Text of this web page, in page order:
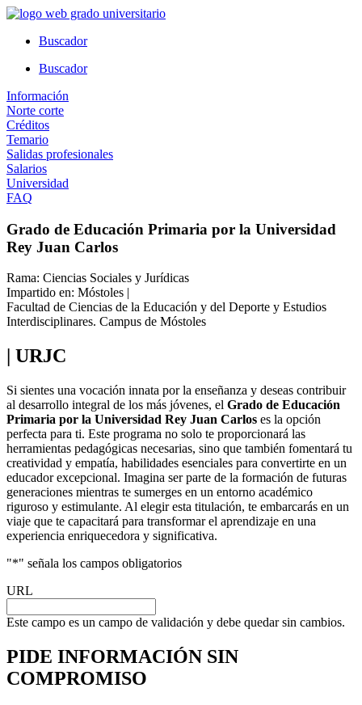
Ir
contenidoBuscador
Buscador
Información
Norte corte
Créditos
Temario
Salidas profesionales
Salarios
Universidad
FAQ
Grado de Educación Primaria por la Universidad
Rey Juan Carlos
Rama: Ciencias Sociales y Jurídicas
Impartido en: Móstoles |
Facultad de Ciencias de la Educación y del Deporte y Estudios
Interdisciplinares. Campus de Móstoles
| URJC
Si sientes una vocación innata por la enseñanza y deseas contribuir
al desarrollo integral de los más jóvenes, el Grado de Educación
Primaria por la Universidad Rey Juan Carlos es la opción
perfecta para ti. Este programa no solo te proporcionará las
herramientas pedagógicas necesarias, sino que también fomentará tu
creatividad y empatía, habilidades esenciales para convertirte en un
educador excepcional. Imagina ser parte de la formación de futuras
generaciones mientras te sumerges en un entorno académico
riguroso y estimulante. Al elegir esta titulación, te embarcarás en un
viaje que te capacitará para transformar el aprendizaje en una
experiencia enriquecedora y significativa.
"*" señala los campos obligatorios
URL
Este campo es un campo de validación y debe quedar sin cambios.
PIDE INFORMACIÓN SIN
COMPROMISO